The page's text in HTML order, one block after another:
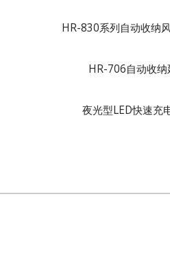
HR-830系列自动收纳
HR-706自动收纳
夜光型LED快速充